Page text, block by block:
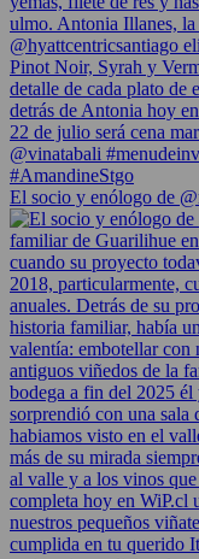
El socio y enólogo de